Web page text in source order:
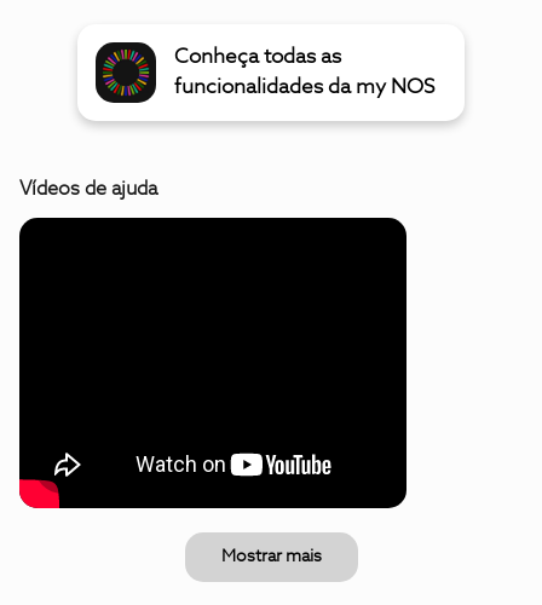
Conheça todas as
funcionalidades da my NOS
Vídeos de ajuda
Mostrar mais